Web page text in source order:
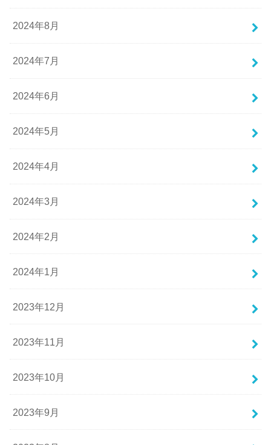
2024年8月
2024年7月
2024年6月
2024年5月
2024年4月
2024年3月
2024年2月
2024年1月
2023年12月
2023年11月
2023年10月
2023年9月